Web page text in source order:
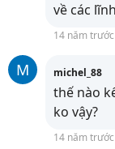
về các
14 năm trước
M michel_88
thế nào
ko vậy?
14 năm trước